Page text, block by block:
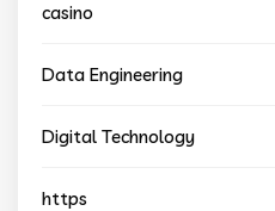
casino
Data Engineering
Digital Technology
https